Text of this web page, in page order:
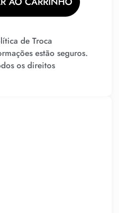
de Troca
estão seguros.
os direitos